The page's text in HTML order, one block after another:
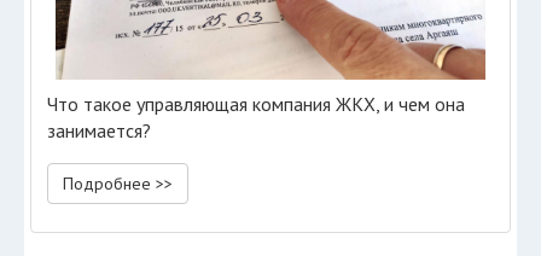
Что такое управляющая компания ЖКХ, и чем она
занимается?
Подробнее >>